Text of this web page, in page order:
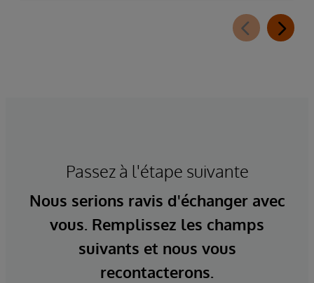
Passez à l'étape suivante
Nous serions ravis d'échanger avec
vous. Remplissez les champs
suivants et nous vous
recontacterons.